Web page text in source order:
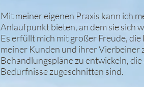
Mit meiner eigenen Praxis kann ich
Anlaufpunkt bieten, an dem sie sich
Es erfüllt mich mit großer Freude,
meiner Kunden und ihrer Vierbeiner
Behandlungspläne zu entwickeln,
Bedürfnisse zugeschnitten sind.